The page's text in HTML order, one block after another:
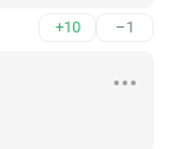
+10 –1